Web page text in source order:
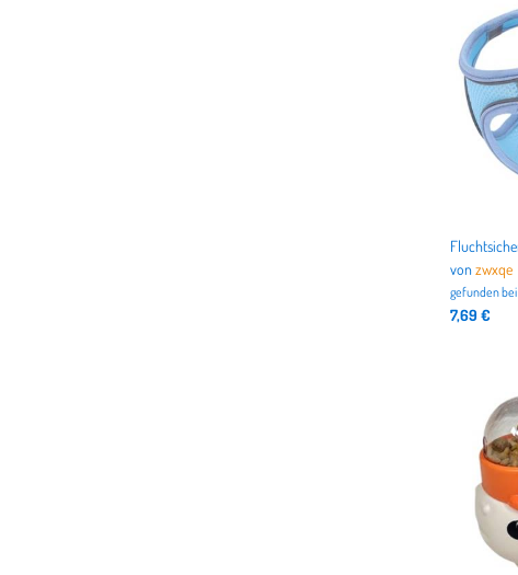
vonzwxqe
gefunden bei
7,69 €